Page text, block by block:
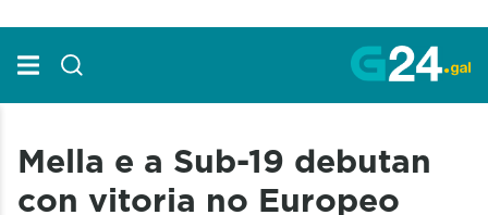
Mella e a Sub-19 debutan
con vitoria no Europeo